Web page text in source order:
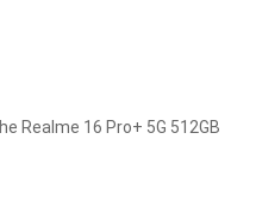
Realme 16 Pro+ 5G 512GB